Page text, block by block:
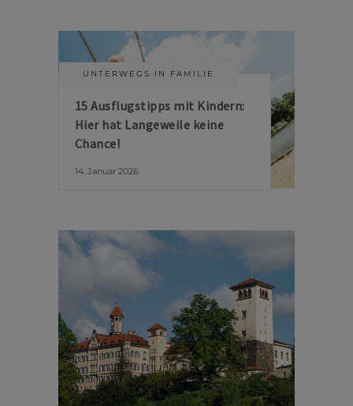
UNTERWEGS IN FAMILIE
15 Ausflugstipps mit Kindern:
Hier hat Langeweile keine
Chance!
14. Januar 2026